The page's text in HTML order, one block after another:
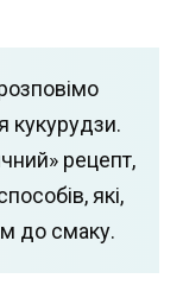
кукурудзи.
рецепт,
які,
до смаку.